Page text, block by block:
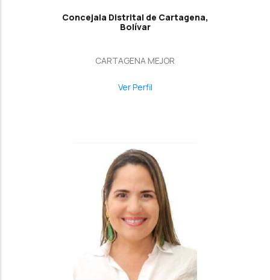
Concejala Distrital de Cartagena,
Bolívar
CARTAGENA MEJOR
Ver Perfil